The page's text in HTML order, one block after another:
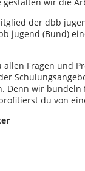
der dbb
jugend (Bund)
allen Fragen und
Denn wir
du von